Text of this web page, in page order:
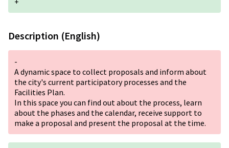
Description (English)
-
A dynamic space to collect proposals and inform about
the city's current participatory processes and the
Facilities Plan.
In this space you can find out about the process, learn
about the phases and the calendar, receive support to
make a proposal and present the proposal at the time.